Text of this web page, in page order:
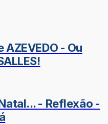
AZEVEDO - Ou
- Reflexão -